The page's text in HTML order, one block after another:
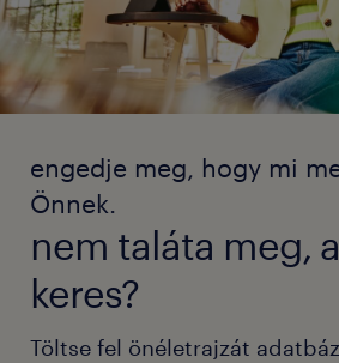
engedje meg, hogy mi
Önnek.
nem taláta meg,
keres?
Töltse fel önéletrajzát